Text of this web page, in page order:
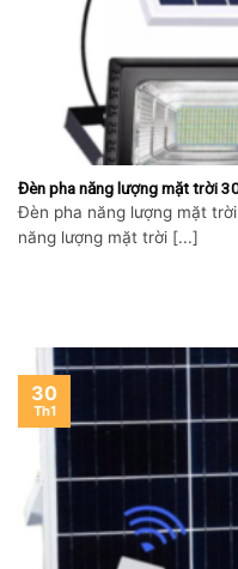
Đèn pha năng lượng mặt trời
Đèn pha năng lượng mặt
năng lượng mặt trời [...]
30
Th1